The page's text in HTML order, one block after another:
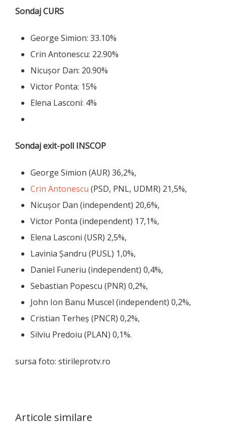
Sondaj CURS
George Simion: 33.10%
Crin Antonescu: 22.90%
Nicușor Dan: 20.90%
Victor Ponta: 15%
Elena Lasconi: 4%
Sondaj exit-poll INSCOP
George Simion (AUR) 36,2%,
Crin Antonescu (PSD, PNL, UDMR) 21,5%,
Nicușor Dan (independent) 20,6%,
Victor Ponta (independent) 17,1%,
Elena Lasconi (USR) 2,5%,
Lavinia Șandru (PUSL) 1,0%,
Daniel Funeriu (independent) 0,4%,
Sebastian Popescu (PNR) 0,2%,
John Ion Banu Muscel (independent) 0,2%,
Cristian Terheș (PNCR) 0,2%,
Silviu Predoiu (PLAN) 0,1%.
sursa foto: stirileprotv.ro
Articole similare